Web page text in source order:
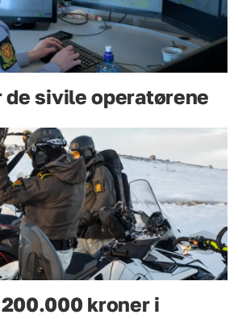
sivile operatørene
kroner i